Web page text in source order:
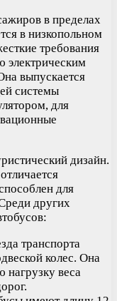
в пределах
в низкопольном
требования
электрическим
выпускается
системы
для
дизайн.
для
других
транспорта
колес. Она
веса